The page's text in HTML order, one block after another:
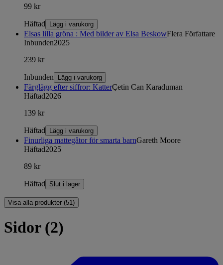
99 kr
Häftad Lägg i varukorg
Elsas lilla gröna : Med bilder av Elsa BeskowFlera Författare
Inbunden2025
239 kr
Inbunden Lägg i varukorg
Färglägg efter siffror: KatterÇetin Can Karaduman
Häftad2026
139 kr
Häftad Lägg i varukorg
Finurliga mattegåtor för smarta barnGareth Moore
Häftad2025
89 kr
Häftad Slut i lager
Visa alla produkter (51)
Sidor (2)